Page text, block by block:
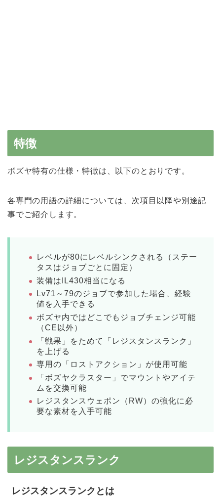
特徴
ボズヤ特有の仕様・特徴は、以下のとおりです。
各専門の用語の詳細については、次項目以降や別途記
事でご紹介します。
レベルが80にレベルシンクされる（ステー
タスはジョブごとに固定）
装備はIL430相当になる
Lv71～79のジョブで参加した場合、経験
値を入手できる
ボズヤ内ではどこでもジョブチェンジ可能
（CE以外）
「戦果」をためて「レジスタンスランク」
を上げる
専用の「ロストアクション」が使用可能
「ボズヤクラスター」でマウントやアイテ
ムを交換可能
レジスタンスウェポン（RW）の強化に必
要な素材を入手可能
レジスタンスランク
レジスタンスランクとは